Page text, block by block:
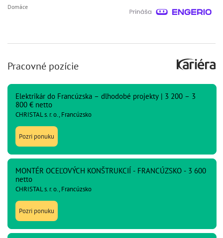
Domáce
Pracovné pozície
Elektrikár do Francúzska – dlhodobé projekty | 3 200 – 3
800 € netto
CHRISTAL s. r. o., Francúzsko
Pozri ponuku
MONTÉR OCEĽOVÝCH KONŠTRUKCIÍ - FRANCÚZSKO - 3 600
netto
CHRISTAL s. r. o., Francúzsko
Pozri ponuku